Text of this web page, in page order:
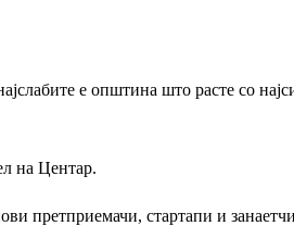
е општина што расте со
на Центар.
претприемачи, стартапи и